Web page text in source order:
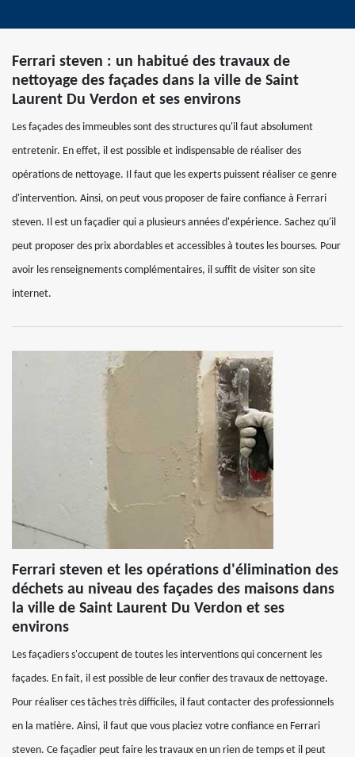
Ferrari steven : un habitué des travaux de
nettoyage des façades dans la ville de Saint
Laurent Du Verdon et ses environs
Les façades des immeubles sont des structures qu'il faut absolument
entretenir. En effet, il est possible et indispensable de réaliser des
opérations de nettoyage. Il faut que les experts puissent réaliser ce genre
d'intervention. Ainsi, on peut vous proposer de faire confiance à Ferrari
steven. Il est un façadier qui a plusieurs années d'expérience. Sachez qu'il
peut proposer des prix abordables et accessibles à toutes les bourses. Pour
avoir les renseignements complémentaires, il suffit de visiter son site
internet.
Ferrari steven et les opérations d'élimination des
déchets au niveau des façades des maisons dans
la ville de Saint Laurent Du Verdon et ses
environs
Les façadiers s'occupent de toutes les interventions qui concernent les
façades. En fait, il est possible de leur confier des travaux de nettoyage.
Pour réaliser ces tâches très difficiles, il faut contacter des professionnels
en la matière. Ainsi, il faut que vous placiez votre confiance en Ferrari
steven. Ce façadier peut faire les travaux en un rien de temps et il peut